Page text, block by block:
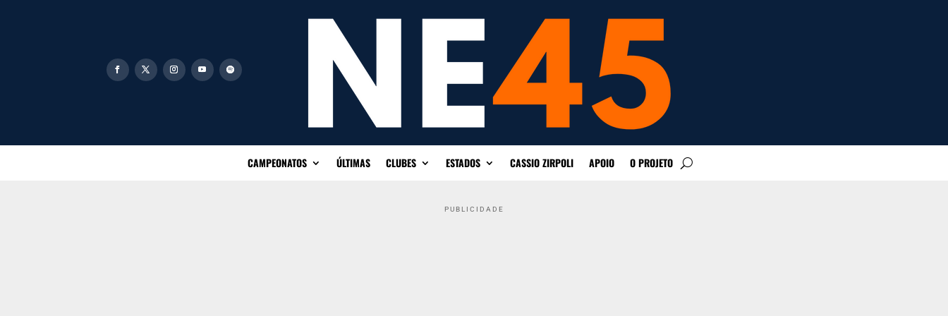
CAMPEONATOS ÚLTIMAS CLUBES ESTADOS CASSIO ZIRPOLI APOIO O PROJETO
PUBLICIDADE